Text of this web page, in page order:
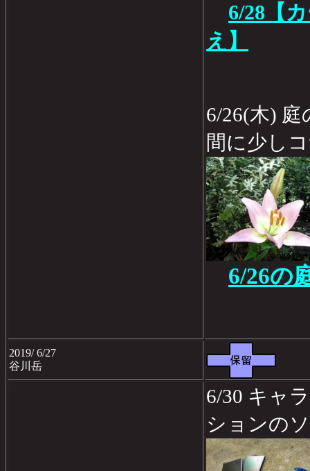
6/28【
え】
6/26(木)
間に少し
6/26の
2019/ 6/27
谷川岳
6/30 キャ
ションの